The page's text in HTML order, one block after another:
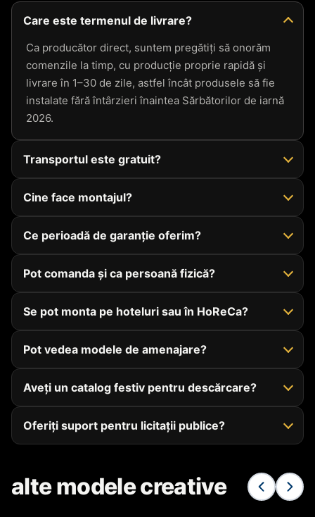
Care este termenul de livrare?
Ca producător direct, suntem pregătiți să onorăm
comenzile la timp, cu producție proprie rapidă și
livrare în 1–30 de zile, astfel încât produsele să fie
instalate fără întârzieri înaintea Sărbătorilor de iarnă
2026.
Transportul este gratuit?
Cine face montajul?
Ce perioadă de garanție oferim?
Pot comanda și ca persoană fizică?
Se pot monta pe hoteluri sau în HoReCa?
Pot vedea modele de amenajare?
Aveți un catalog festiv pentru descărcare?
Oferiți suport pentru licitații publice?
alte modele creative